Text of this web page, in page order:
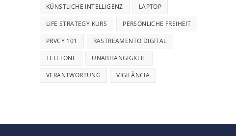
KÜNSTLICHE INTELLIGENZ LAPTOP
LIFE STRATEGY KURS PERSÖNLICHE FREIHEIT
PRVCY 101 RASTREAMENTO DIGITAL
TELEFONE UNABHÄNGIGKEIT
VERANTWORTUNG VIGILÂNCIA